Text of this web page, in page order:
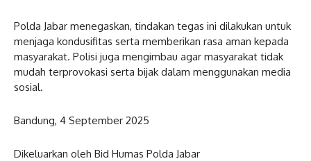
Polda Jabar menegaskan, tindakan tegas ini dilakukan untuk
menjaga kondusifitas serta memberikan rasa aman kepada
masyarakat. Polisi juga mengimbau agar masyarakat tidak
mudah terprovokasi serta bijak dalam menggunakan media
sosial.
Bandung, 4 September 2025
Dikeluarkan oleh Bid Humas Polda Jabar